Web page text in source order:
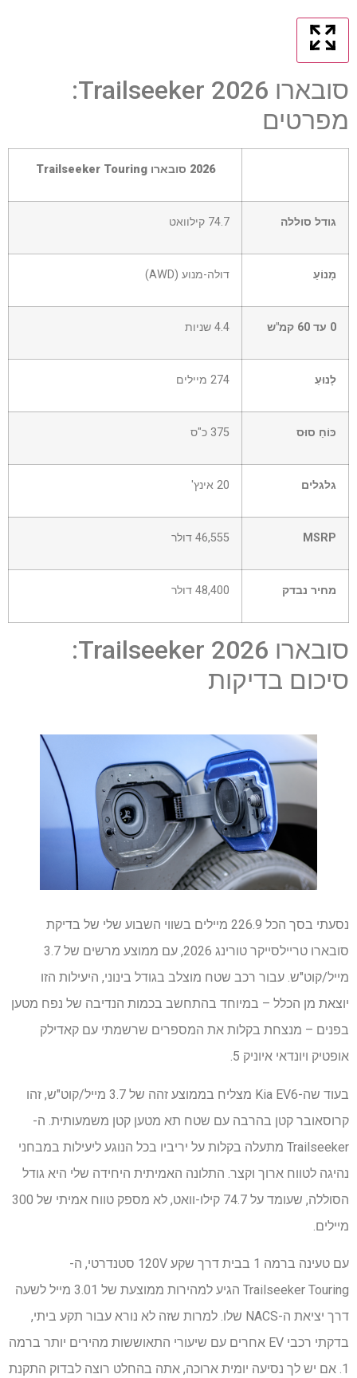
סובארו Trailseeker 2026:
מפרטים
–
עמודה
2026 סובארו Trailseeker Touring
גודל סוללה 74.7 קילוואט
מָנוֹעַ דולה-מנוע (AWD)
0 עד 60 קמ"ש 4.4 שניות
לָנוּעַ 274 מיילים
כּוֹחַ סוּס 375 כ"ס
גלגלים 20 אינץ'
MSRP 46,555 דולר
מחיר נבדק 48,400 דולר
סובארו Trailseeker 2026:
סיכום בדיקות
נסעתי בסך הכל 226.9 מיילים בשווי השבוע שלי של בדיקת
סובארו טריילסייקר טורינג 2026, עם ממוצע מרשים של 3.7
מייל/קוט"ש. עבור רכב שטח מוצלב בגודל בינוני, היעילות הזו
יוצאת מן הכלל – במיוחד בהתחשב בכמות הנדיבה של נפח מטען
בפנים – מנצחת בקלות את המספרים שרשמתי עם קאדילק
אופטיק ויונדאי איוניק 5.
בעוד שה-Kia EV6 מצליח בממוצע זהה של 3.7 מייל/קוט"ש, זהו
קרוסאובר קטן בהרבה עם שטח תא מטען קטן משמעותית. ה-
Trailseeker מתעלה בקלות על יריביו בכל הנוגע ליעילות במבחני
נהיגה לטווח ארוך וקצר. התלונה האמיתית היחידה שלי היא גודל
הסוללה, שעומד על 74.7 קילו-וואט, לא מספק טווח אמיתי של 300
מיילים.
עם טעינה ברמה 1 בבית דרך שקע 120V סטנדרטי, ה-
Trailseeker Touring הגיע למהירות ממוצעת של 3.01 מייל לשעה
דרך יציאת ה-NACS שלו. למרות שזה לא נורא עבור תקע ביתי,
בדקתי רכבי EV אחרים עם שיעורי התאוששות מהירים יותר ברמה
1. אם יש לך נסיעה יומית ארוכה, אתה בהחלט רוצה לבדוק התקנת